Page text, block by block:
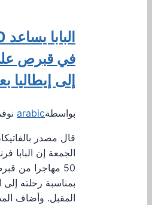
في قبرص
إلى إيطاليا
بواسطةarabic نوفمبر
قال مصدر
الجمعة إن البابا
50 مهاجرا من
بمناسبة رحلته إلى
المقبل. وأضاف